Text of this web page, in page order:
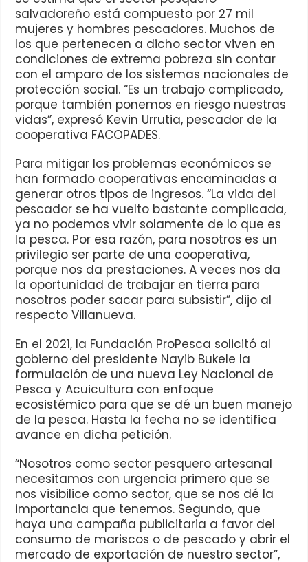
salvadoreño está compuesto por 27 mil
mujeres y hombres pescadores. Muchos de
los que pertenecen a dicho sector viven en
condiciones de extrema pobreza sin contar
con el amparo de los sistemas nacionales de
protección social. “Es un trabajo complicado,
porque también ponemos en riesgo nuestras
vidas”, expresó Kevin Urrutia, pescador de la
cooperativa FACOPADES.
Para mitigar los problemas económicos se
han formado cooperativas encaminadas a
generar otros tipos de ingresos. “La vida del
pescador se ha vuelto bastante complicada,
ya no podemos vivir solamente de lo que es
la pesca. Por esa razón, para nosotros es un
privilegio ser parte de una cooperativa,
porque nos da prestaciones. A veces nos da
la oportunidad de trabajar en tierra para
nosotros poder sacar para subsistir”, dijo al
respecto Villanueva.
En el 2021, la Fundación ProPesca solicitó al
gobierno del presidente Nayib Bukele la
formulación de una nueva Ley Nacional de
Pesca y Acuicultura con enfoque
ecosistémico para que se dé un buen manejo
de la pesca. Hasta la fecha no se identifica
avance en dicha petición.
“Nosotros como sector pesquero artesanal
necesitamos con urgencia primero que se
nos visibilice como sector, que se nos dé la
importancia que tenemos. Segundo, que
haya una campaña publicitaria a favor del
consumo de mariscos o de pescado y abrir el
mercado de exportación de nuestro sector”,